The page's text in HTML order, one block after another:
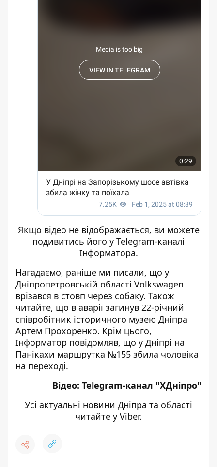
Якщо відео не відображається, ви можете
подивитись його у Telegram-каналі
Інформатора.
Нагадаємо, раніше ми писали, що у
Дніпропетровській області Volkswagen
врізався в стовп через собаку. Також
читайте, що в аварії загинув 22-річний
співробітник історичного музею Дніпра
Артем Прохоренко. Крім цього,
Інформатор повідомляв, що у Дніпрі на
Панікахи маршрутка №155 збила чоловіка
на переході.
Відео: Telegram-канал "ХДніпро"
Усі актуальні новини Дніпра та області
читайте у Viber.